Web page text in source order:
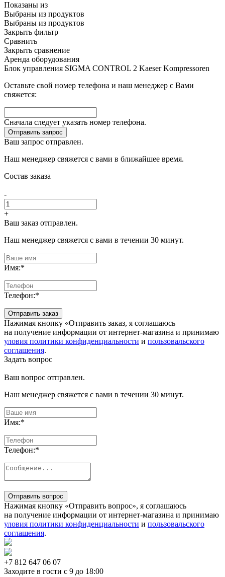
Показаны из
Выбраны из продуктов
Выбраны из продуктов
Закрыть фильтр
Сравнить
Закрыть сравнение
Аренда оборудования
Блок управления SIGMA CONTROL 2 Kaeser Kompressoren
Оставьте свой номер телефона и наш менеджер с Вами
свяжется:
Сначала следует указать номер телефона.
Отправить запрос
Ваш запрос отправлен.
Наш менеджер свяжется с вами в ближайшее время.
Состав заказа
-
+
Ваш заказ отправлен.
Наш менеджер свяжется с вами в течении 30 минут.
Имя:*
Телефон:*
Отправить заказ
Нажимая кнопку «Отправить заказ, я соглашаюсь
на получение информации от интернет-магазина и принимаю
уловия политики конфиденциальности и пользовальского
соглашения.
Задать вопрос
Ваш вопрос отправлен.
Наш менеджер свяжется с вами в течении 30 минут.
Имя:*
Телефон:*
Отправить вопрос
Нажимая кнопку «Отправить вопрос», я соглашаюсь
на получение информации от интернет-магазина и принимаю
уловия политики конфиденциальности и пользовальского
соглашения.
+7 812 647 06 07
Заходите в гости c 9 до 18:00